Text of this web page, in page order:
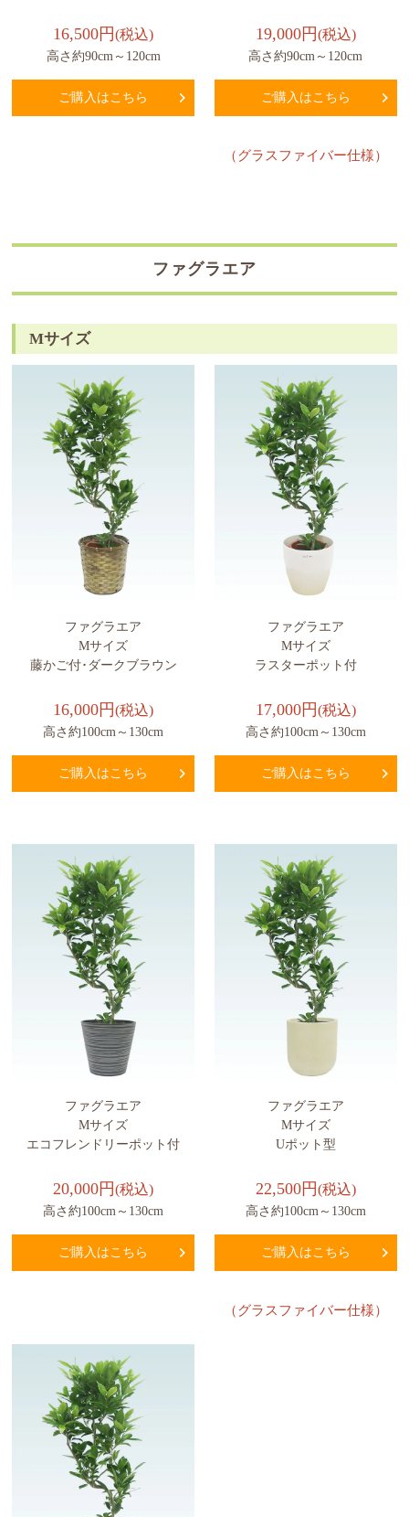
16,500円(税込)
高さ約90cm～120cm
ご購入はこちら
19,000円(税込)
高さ約90cm～120cm
ご購入はこちら
（グラスファイバー仕様）
ファグラエア
Mサイズ
ファグラエア
Mサイズ
藤かご付･ダークブラウン
16,000円(税込)
高さ約100cm～130cm
ご購入はこちら
ファグラエア
Mサイズ
ラスターポット付
17,000円(税込)
高さ約100cm～130cm
ご購入はこちら
ファグラエア
Mサイズ
エコフレンドリーポット付
20,000円(税込)
高さ約100cm～130cm
ご購入はこちら
ファグラエア
Mサイズ
Uポット型
22,500円(税込)
高さ約100cm～130cm
ご購入はこちら
（グラスファイバー仕様）